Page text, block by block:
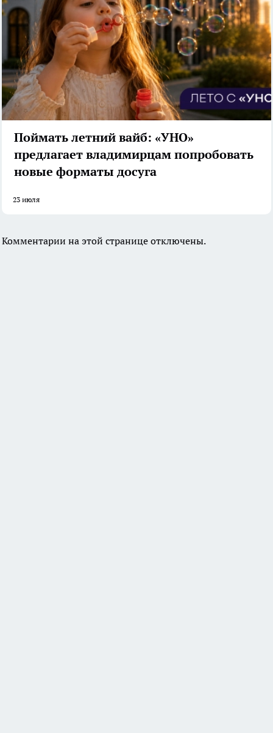
Поймать летний вайб: «УНО»
предлагает владимирцам попробовать
новые форматы досуга
23 июля
Комментарии на этой странице отключены.